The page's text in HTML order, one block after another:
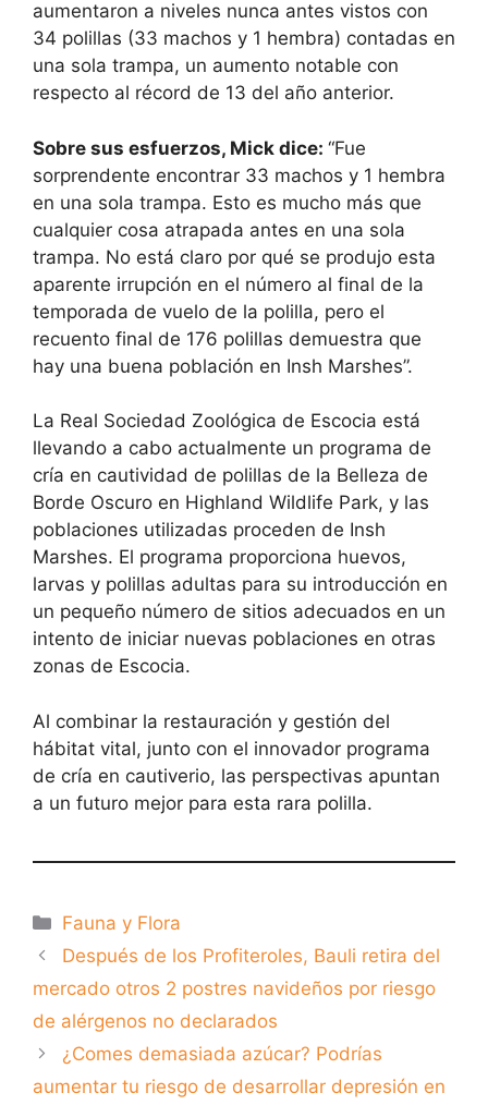
aumentaron a niveles nunca antes vistos con
34 polillas (33 machos y 1 hembra) contadas en
una sola trampa, un aumento notable con
respecto al récord de 13 del año anterior.
Sobre sus esfuerzos, Mick dice: “Fue
sorprendente encontrar 33 machos y 1 hembra
en una sola trampa. Esto es mucho más que
cualquier cosa atrapada antes en una sola
trampa. No está claro por qué se produjo esta
aparente irrupción en el número al final de la
temporada de vuelo de la polilla, pero el
recuento final de 176 polillas demuestra que
hay una buena población en Insh Marshes”.
La Real Sociedad Zoológica de Escocia está
llevando a cabo actualmente un programa de
cría en cautividad de polillas de la Belleza de
Borde Oscuro en Highland Wildlife Park, y las
poblaciones utilizadas proceden de Insh
Marshes. El programa proporciona huevos,
larvas y polillas adultas para su introducción en
un pequeño número de sitios adecuados en un
intento de iniciar nuevas poblaciones en otras
zonas de Escocia.
Al combinar la restauración y gestión del
hábitat vital, junto con el innovador programa
de cría en cautiverio, las perspectivas apuntan
a un futuro mejor para esta rara polilla.
Categorías
Fauna y Flora
Después de los Profiteroles, Bauli retira del
mercado otros 2 postres navideños por riesgo
de alérgenos no declarados
¿Comes demasiada azúcar? Podrías
aumentar tu riesgo de desarrollar depresión en